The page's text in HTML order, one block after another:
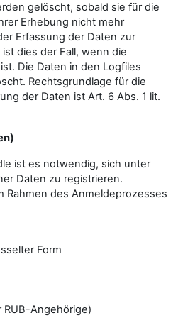
gelöscht, sobald sie für die
Erhebung nicht mehr
Erfassung der Daten zur
dies der Fall, wenn die
Die Daten in den Logfiles
Rechtsgrundlage für die
der Daten ist Art. 6 Abs. 1 lit.
ist es notwendig, sich unter
Daten zu registrieren.
Rahmen des Anmeldeprozesses
Form
RUB-Angehörige)